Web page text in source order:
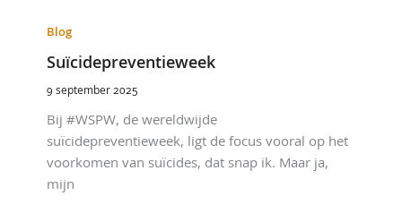
Blog
Suïcidepreventieweek
9 september 2025
Bij #WSPW, de wereldwijde
suïcidepreventieweek, ligt de focus vooral op het
voorkomen van suïcides, dat snap ik. Maar ja,
mijn